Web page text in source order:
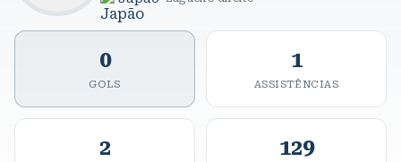
0
GOLS
1
ASSISTÊNCIAS
2 129